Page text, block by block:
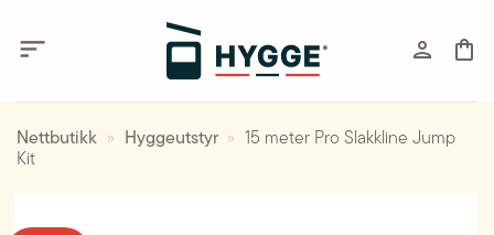
Nettbutikk » Hyggeutstyr »
15 meter Pro Slakkline Jump
Kit